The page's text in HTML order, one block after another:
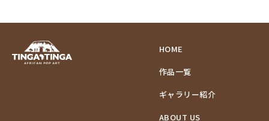
HOME
作品一覧
ギャラリー紹介
ABOUT US